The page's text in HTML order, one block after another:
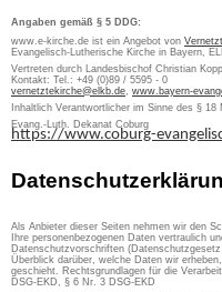
Angaben gemäß § 5 DDG:
www.e-kirche.de ist ein Angebot von
Evangelisch-Lutherische Kirche in Bayern,
Vertreten durch Landesbischof Christian Kopp
Kontakt: Tel.: +49 (0)89 / 5595 - 0
vernetztekirche@elkb.de, www.bayern-
Inhaltlich Verantwortlicher im Sinne des § 18
Evang.-Luth. Dekanat Coburg
https://www.coburg-
Als Anbieter dieser Seiten nehmen wir den
Ihre personenbezogenen Daten vertraulich
Datenschutzvorschriften
Überblick darüber, welche Daten wir
geschieht. Rechtsgrundlagen für die
DSG-EKD, § 6 Nr. 3 DSG-EKD